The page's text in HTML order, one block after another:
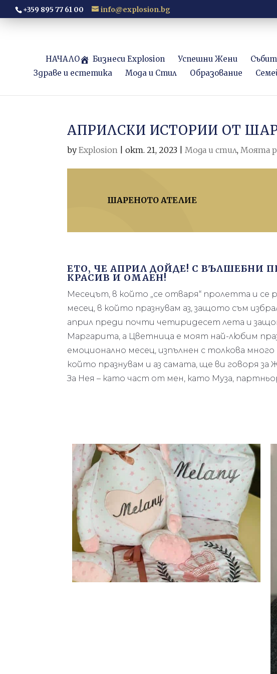
+359 895 77 61 00 info@explosion.bg
НАЧАЛО Бизнеси Explosion Успешни Жени
Здраве и естетика
Мода и Стил Образование
АПРИЛСКИ ИСТОРИИ ОТ
byExplosion |окт. 21, 2023 |Мода и стил,Моята
ШАРЕНОТО АТЕЛИЕ
ЕТО, ЧЕ АПРИЛ ДОЙДЕ! С ВЪЛШЕБНИ
КРАСИВ И ОМАЕН!
Месецът, в който „се отваря“ пролетта и се
месец, в който празнувам аз, защото съм
април преди почти четиридесет лета и
Маргарита, а Цветница е моят най-любим
емоционално месец, изпълнен с толкова
който празнувам и аз самата, ще ви говоря за
За Нея – като част от мен, като Муза,